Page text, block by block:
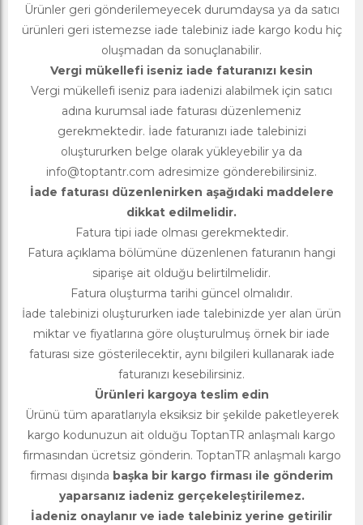
Ürünler geri gönderilemeyecek durumdaysa ya da satıcı
ürünleri geri istemezse iade talebiniz iade kargo kodu hiç
oluşmadan da sonuçlanabilir.
Vergi mükellefi iseniz iade faturanızı kesin
Vergi mükellefi iseniz para iadenizi alabilmek için satıcı
adına kurumsal iade faturası düzenlemeniz
gerekmektedir. İade faturanızı iade talebinizi
oluştururken belge olarak yükleyebilir ya da
info@toptantr.com adresimize gönderebilirsiniz.
İade faturası düzenlenirken aşağıdaki maddelere
dikkat edilmelidir.
Fatura tipi iade olması gerekmektedir.
Fatura açıklama bölümüne düzenlenen faturanın hangi
siparişe ait olduğu belirtilmelidir.
Fatura oluşturma tarihi güncel olmalıdır.
İade talebinizi oluştururken iade talebinizde yer alan ürün
miktar ve fiyatlarına göre oluşturulmuş örnek bir iade
faturası size gösterilecektir, aynı bilgileri kullanarak iade
faturanızı kesebilirsiniz.
Ürünleri kargoya teslim edin
Ürünü tüm aparatlarıyla eksiksiz bir şekilde paketleyerek
kargo kodunuzun ait olduğu ToptanTR anlaşmalı kargo
firmasından ücretsiz gönderin. ToptanTR anlaşmalı kargo
firması dışında başka bir kargo firması ile gönderim
yaparsanız iadeniz gerçekeleştirilemez.
İadeniz onaylanır ve iade talebiniz yerine getirilir